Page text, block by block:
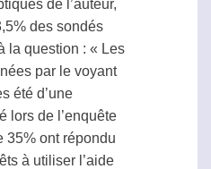
de l’auteur,
des sondés
la question : « Les
par le voyant
été d’une
lors de l’enquête
35% ont répondu
à utiliser l’aide